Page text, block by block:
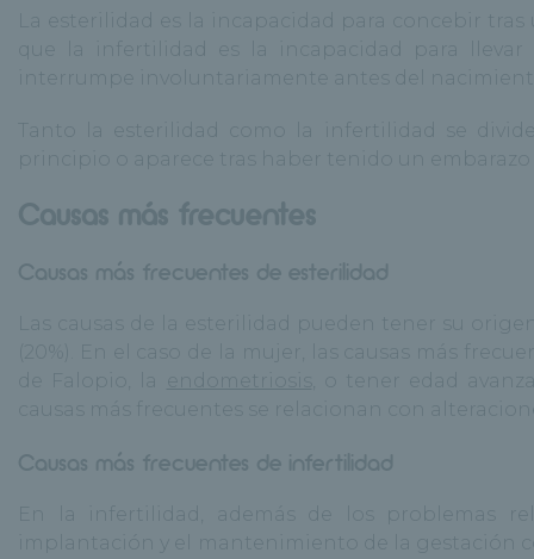
La esterilidad
es la incapacidad para concebir
que la
infertilidad
es la incapacidad para
interrumpe involuntariamente antes del
Tanto la esterilidad como la infertilidad se
principio o aparece tras haber tenido un
Causas más frecuentes
Causas más frecuentes de esterilidad
Las causas de la esterilidad pueden tener su
(20%). En el caso de la mujer, las causas más
de Falopio, la endometriosis
, o tener edad
causas más frecuentes se relacionan con
Causas más frecuentes de infertilidad
En la infertilidad, además de los problemas
implantación y el mantenimiento de la gestación